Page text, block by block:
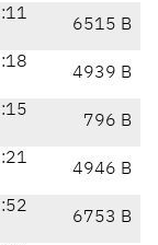
6515 B
4939 B
796 B
4946 B
6753 B